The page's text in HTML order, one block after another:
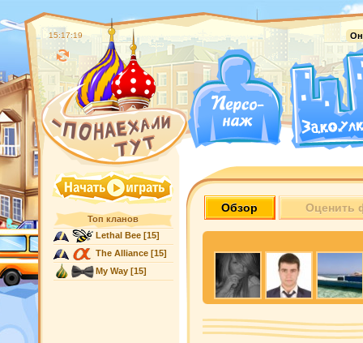
15:17:20
Топ кланов
Lethal Bee[15]
The Alliance[15]
My Way[15]
Обзор Оценить